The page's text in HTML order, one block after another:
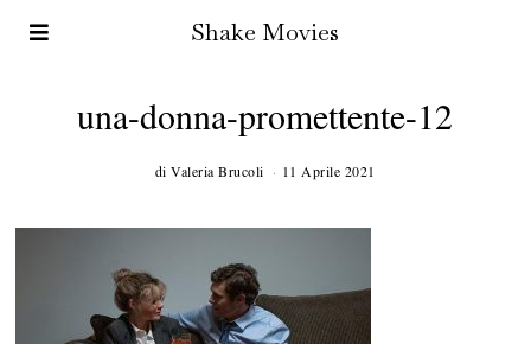
Shake Movies
una-donna-promettente-12
diValeria Brucoli 11 Aprile 2021